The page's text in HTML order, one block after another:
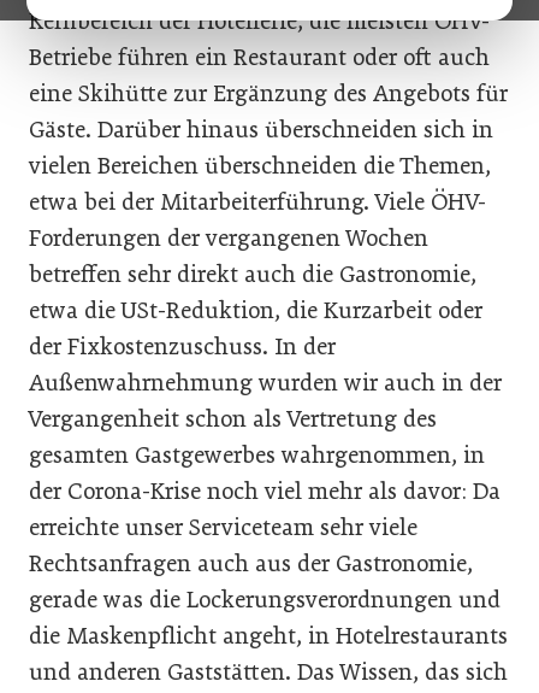
Kernbereich der Hotellerie, die meisten ÖHV-
Betriebe führen ein Restaurant oder oft auch
eine Skihütte zur Ergänzung des Angebots für
Gäste. Darüber hinaus überschneiden sich in
vielen Bereichen überschneiden die Themen,
etwa bei der Mitarbeiterführung. Viele ÖHV-
Forderungen der vergangenen Wochen
betreffen sehr direkt auch die Gastronomie,
etwa die USt-Reduktion, die Kurzarbeit oder
der Fixkostenzuschuss. In der
Außenwahrnehmung wurden wir auch in der
Vergangenheit schon als Vertretung des
gesamten Gastgewerbes wahrgenommen, in
der Corona-Krise noch viel mehr als davor: Da
erreichte unser Serviceteam sehr viele
Rechtsanfragen auch aus der Gastronomie,
gerade was die Lockerungsverordnungen und
die Maskenpflicht angeht, in Hotelrestaurants
und anderen Gaststätten. Das Wissen, das sich